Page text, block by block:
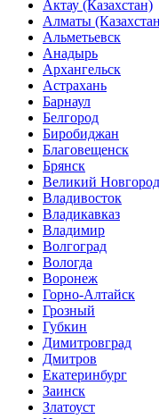
Актау (Казахстан)
Алматы
Альметьевск
Анадырь
Архангельск
Астрахань
Барнаул
Белгород
Биробиджан
Благовещенск
Брянск
Великий Новгород
Владивосток
Владикавказ
Владимир
Волгоград
Вологда
Воронеж
Горно-Алтайск
Грозный
Губкин
Димитровград
Дмитров
Екатеринбург
Заинск
Златоуст